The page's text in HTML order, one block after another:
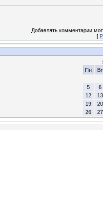
Добавлять комментарии
[
Пн
Вт
5
6
12
13
19
20
26
27